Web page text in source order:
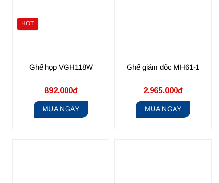
HOT
Ghế họp VGH118W
892.000đ
MUA NGAY
Ghế giám đốc MH61-1
2.965.000đ
MUA NGAY